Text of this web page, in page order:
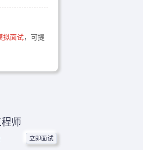
拟面试，可提
师
立即面试